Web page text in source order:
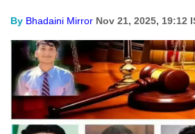
By Bhadaini Mirror Nov 21, 2025, 19:12